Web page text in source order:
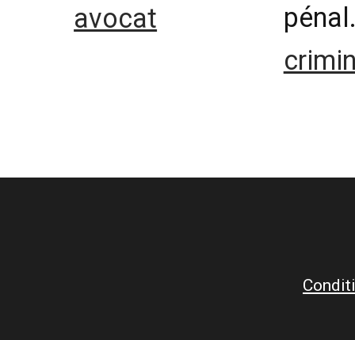
avocat